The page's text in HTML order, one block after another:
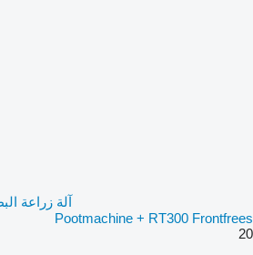
Pootmachine + RT300 Frontfrees
20